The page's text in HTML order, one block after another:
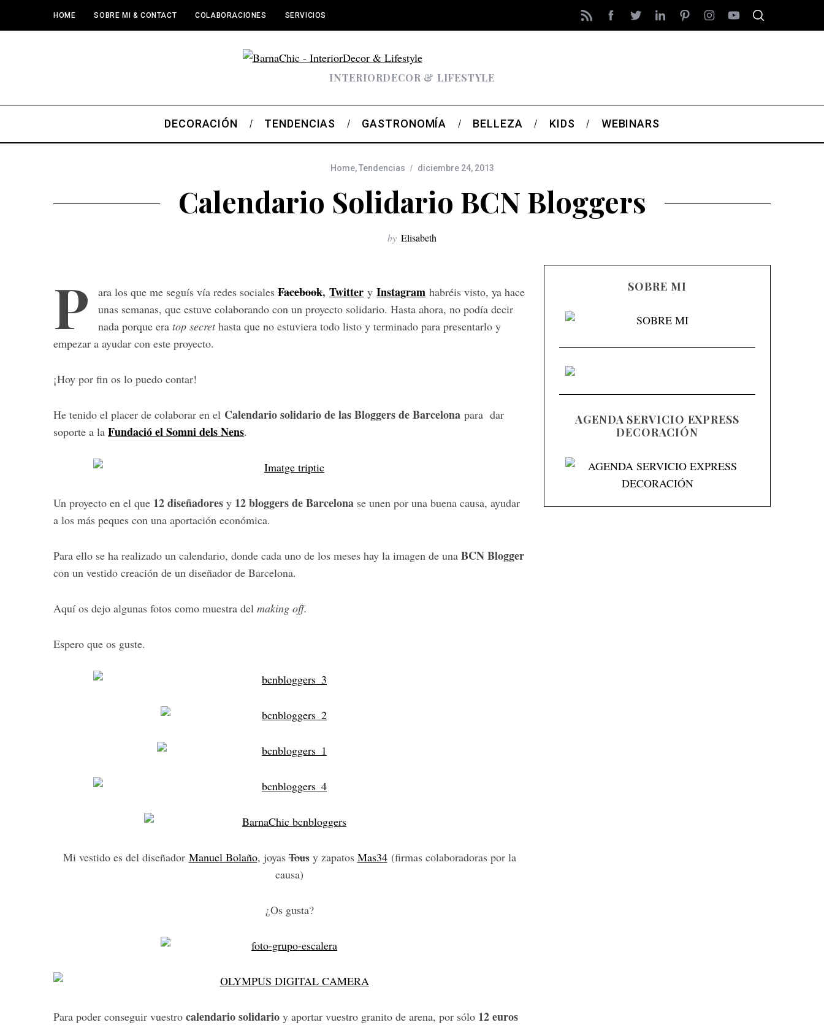
HOME SOBRE MI & CONTACT COLABORACIONES SERVICIOS
INTERIORDECOR & LIFESTYLE
DECORACIÓN TENDENCIAS GASTRONOMÍA BELLEZA KIDS WEBINARS
Home,Tendencias diciembre 24, 2013
Calendario Solidario BCN Bloggers
by Elisabeth
P ara los que me seguís vía redes sociales Facebook, Twitter y Instagram habréis visto, ya hace
unas semanas, que estuve colaborando con un proyecto solidario. Hasta ahora, no podía decir
nada porque era top secrethasta que no estuviera todo listo y terminado para presentarlo y
empezar a ayudar con este proyecto.
¡Hoy por fin os lo puedo contar!
He tenido el placer de colaborar en el Calendario solidario de las Bloggers de Barcelona para dar
soporte a la Fundació el Somni dels Nens.
Un proyecto en el que 12 diseñadores y 12 bloggers de Barcelona se unen por una buena causa, ayudar
a los más peques con una aportación económica.
Para ello se ha realizado un calendario, donde cada uno de los meses hay la imagen de una BCN Blogger
con un vestido creación de un diseñador de Barcelona.
Aquí os dejo algunas fotos como muestra del making off.
Espero que os guste.
Mi vestido es del diseñador Manuel Bolaño, joyasTousy zapatos Mas34(firmas colaboradoras por la
causa)
¿Os gusta?
Para poder conseguir vuestro calendario solidario y aportar vuestro granito de arena, por sólo 12 euros
SOBRE MI
AGENDA SERVICIO EXPRESS
DECORACIÓN